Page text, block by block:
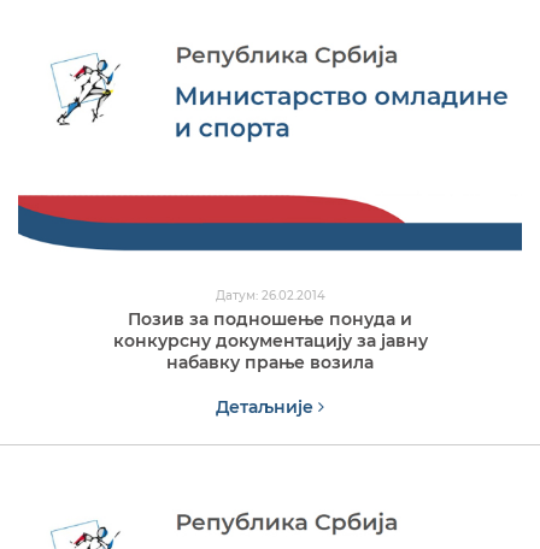
Датум: 26.02.2014
Позив за подношење понуда и
конкурсну документацију за јавну
набавку прање возила
Детаљније